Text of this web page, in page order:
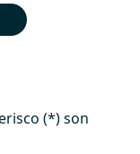
(*) son